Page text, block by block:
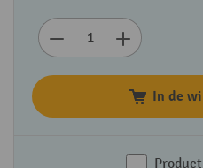
In de